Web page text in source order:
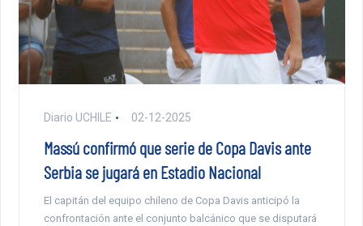
Diario UCHILE 02-12-2025
Massú confirmó que serie de Copa Davis ante
Serbia se jugará en Estadio Nacional
El capitán del equipo chileno de Copa Davis anticipó la
confrontación ante el conjunto balcánico que se disputará